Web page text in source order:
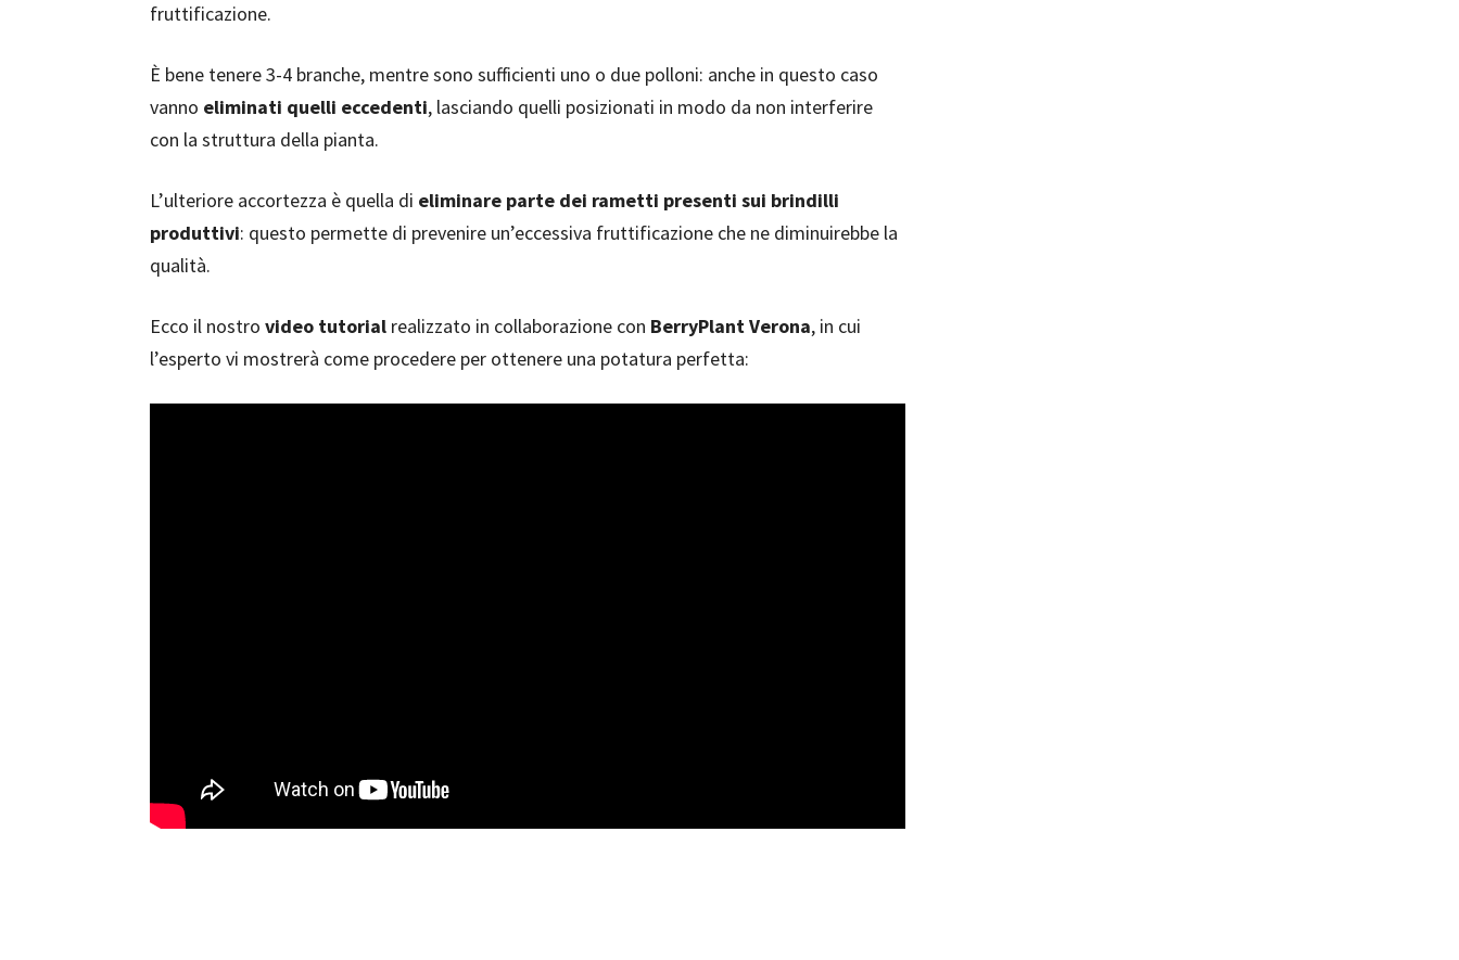
fruttificazione.
È bene tenere 3-4 branche, mentre sono sufficienti uno o due polloni: anche in questo caso
vanno eliminati quelli eccedenti, lasciando quelli posizionati in modo da non interferire
con la struttura della pianta.
L’ulteriore accortezza è quella di eliminare parte dei rametti presenti sui brindilli
produttivi: questo permette di prevenire un’eccessiva fruttificazione che ne diminuirebbe la
qualità.
Ecco il nostro video tutorial realizzato in collaborazione con BerryPlant Verona, in cui
l’esperto vi mostrerà come procedere per ottenere una potatura perfetta: